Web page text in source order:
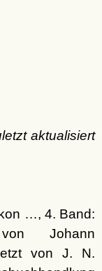
aktualisiert
…, 4. Band:
Johann
von J. N.